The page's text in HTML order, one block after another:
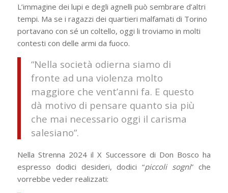
L’immagine dei lupi e degli agnelli può sembrare d’altri
tempi. Ma se i ragazzi dei quartieri malfamati di Torino
portavano con sé un coltello, oggi li troviamo in molti
contesti con delle armi da fuoco.
“Nella società odierna siamo di
fronte ad una violenza molto
maggiore che vent’anni fa. E questo
dà motivo di pensare quanto sia più
che mai necessario oggi il carisma
salesiano”.
Nella Strenna 2024 il X Successore di Don Bosco ha
espresso dodici desideri, dodici “piccoli sogni” che
vorrebbe veder realizzati: